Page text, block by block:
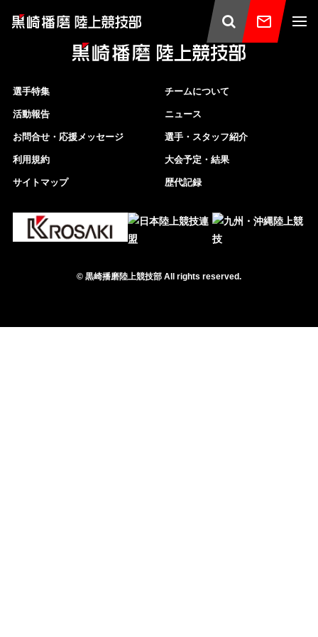
© 黒崎播磨陸上競技部 All rights reserved.
チームについて
ニュース
選手・スタッフ紹介
大会予定・結果
歴代記録
選手特集
活動報告
お問合せ・応援メッセージ
利用規約
サイトマップ